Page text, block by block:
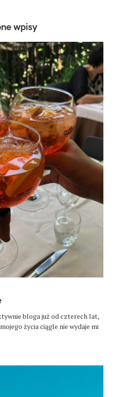
wpisy
bloga już od czterech lat,
życia ciągle nie wydaje mi